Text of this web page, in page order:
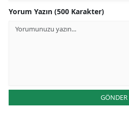
Yorum Yazın (500 Karakter)
GÖNDER